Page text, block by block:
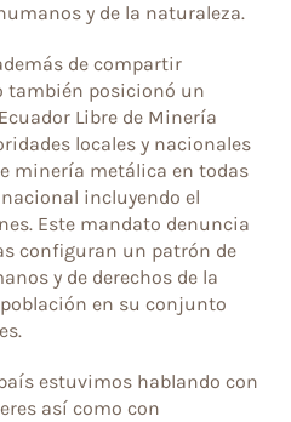
y de la naturaleza.
de compartir
también posicionó un
Libre de Minería
locales y nacionales
minería metálica en todas
incluyendo el
Este mandato denuncia
configuran un patrón de
y de derechos de la
en su conjunto
estuvimos hablando con
así como con